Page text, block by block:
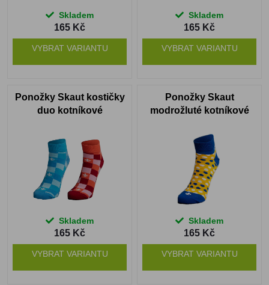
Skladem
165 Kč
VYBRAT VARIANTU
Skladem
165 Kč
VYBRAT VARIANTU
Ponožky Skaut kostičky
duo kotníkové
Skladem
165 Kč
VYBRAT VARIANTU
Ponožky Skaut
modrožluté kotníkové
Skladem
165 Kč
VYBRAT VARIANTU